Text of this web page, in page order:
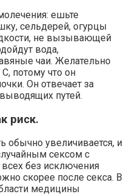
ешьте
сельдерей, огурцы
не вызывающей
вода,
чаи. Желательно
потому что он
Он отвечает за
путей.
риск.
обычно увеличивается, и
сексом с
без исключения
скорее после секса. В
медицины